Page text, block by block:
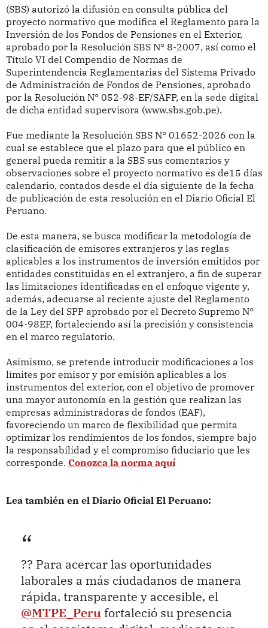
(SBS) autorizó la difusión en consulta pública del
proyecto normativo que modifica el Reglamento para la
Inversión de los Fondos de Pensiones en el Exterior,
aprobado por la Resolución SBS N° 8-2007, así como el
Título VI del Compendio de Normas de
Superintendencia Reglamentarias del Sistema Privado
de Administración de Fondos de Pensiones, aprobado
por la Resolución N° 052-98-EF/SAFP, en la sede digital
de dicha entidad supervisora (www.sbs.gob.pe).
Fue mediante la Resolución SBS N° 01652-2026 con la
cual se establece que el plazo para que el público en
general pueda remitir a la SBS sus comentarios y
observaciones sobre el proyecto normativo es de15 días
calendario, contados desde el día siguiente de la fecha
de publicación de esta resolución en el Diario Oficial El
Peruano.
De esta manera, se busca modificar la metodología de
clasificación de emisores extranjeros y las reglas
aplicables a los instrumentos de inversión emitidos por
entidades constituidas en el extranjero, a fin de superar
las limitaciones identificadas en el enfoque vigente y,
además, adecuarse al reciente ajuste del Reglamento
de la Ley del SPP aprobado por el Decreto Supremo N°
004-98EF, fortaleciendo así la precisión y consistencia
en el marco regulatorio.
Asimismo, se pretende introducir modificaciones a los
límites por emisor y por emisión aplicables a los
instrumentos del exterior, con el objetivo de promover
una mayor autonomía en la gestión que realizan las
empresas administradoras de fondos (EAF),
favoreciendo un marco de flexibilidad que permita
optimizar los rendimientos de los fondos, siempre bajo
la responsabilidad y el compromiso fiduciario que les
corresponde. Conozca la norma aquí
Lea también en el Diario Oficial El Peruano:
?? Para acercar las oportunidades
laborales a más ciudadanos de manera
rápida, transparente y accesible, el
@MTPE_Perufortaleció su presencia